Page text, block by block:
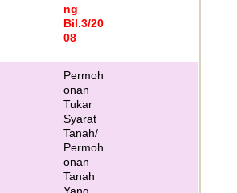
ng
Bil.3/20
08
Permoh
onan
Tukar
Syarat
Tanah/
Permoh
onan
Tanah
Yang